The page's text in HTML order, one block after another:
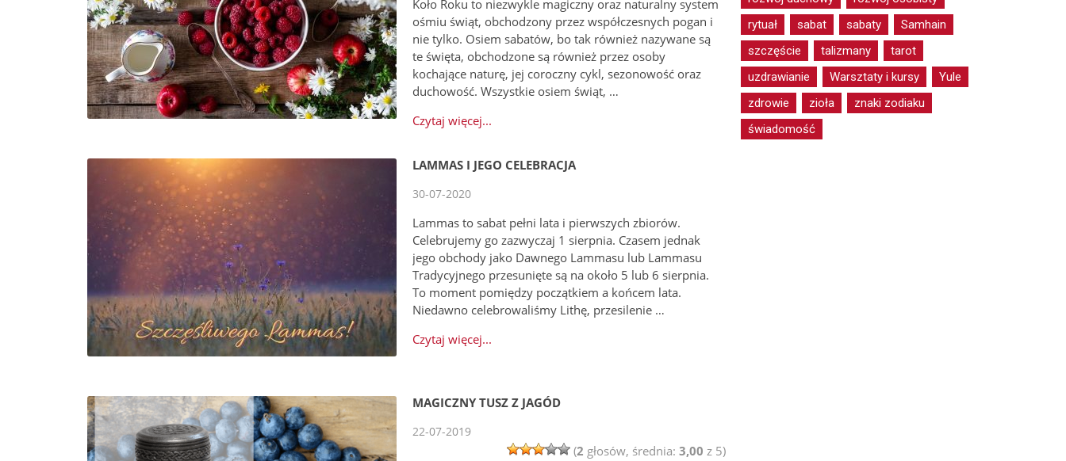
Koło Roku to niezwykle magiczny oraz naturalny system
ośmiu świąt, obchodzony przez współczesnych pogan i
nie tylko. Osiem sabatów, bo tak również nazywane są
te święta, obchodzone są również przez osoby
kochające naturę, jej coroczny cykl, sezonowość oraz
duchowość. Wszystkie osiem świąt, …
Czytaj więcej...
LAMMAS I JEGO CELEBRACJA
30-07-2020
Lammas to sabat pełni lata i pierwszych zbiorów.
Celebrujemy go zazwyczaj 1 sierpnia. Czasem jednak
jego obchody jako Dawnego Lammasu lub Lammasu
Tradycyjnego przesunięte są na około 5 lub 6 sierpnia.
To moment pomiędzy początkiem a końcem lata.
Niedawno celebrowaliśmy Lithę, przesilenie …
Czytaj więcej...
MAGICZNY TUSZ Z JAGÓD
22-07-2019
(2 głosów, średnia:3,00 z 5)
rytuał
sabat sabaty
Samhain
szczęście
talizmany
tarot
uzdrawianie
Warsztaty i kursy
Yule
zdrowie
zioła
znaki zodiaku
świadomość